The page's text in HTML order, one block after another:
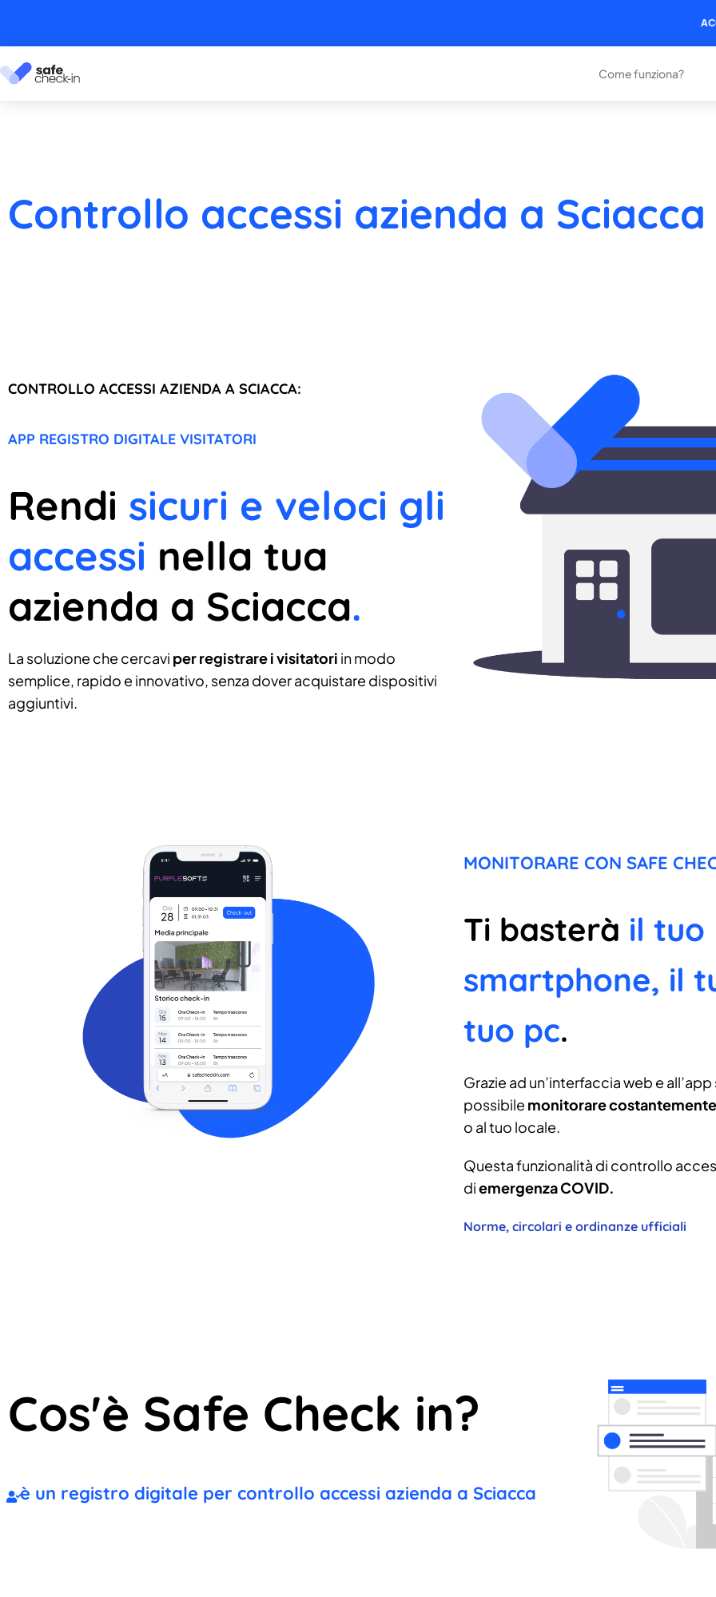
Come funziona?
Controllo accessi azienda a Sciacca
CONTROLLO ACCESSI AZIENDA A SCIACCA:
APP REGISTRO DIGITALE VISITATORI
Rendi sicuri e veloci gli
accessi nella tua
azienda a Sciacca.
La soluzione che cercavi per registrare i visitatori in modo
semplice, rapido e innovativo, senza dover acquistare dispositivi
aggiuntivi.
MONITORARE CON SAFE
Ti basterà il tuo
smartphone, il
tuo pc.
Grazie ad un’interfaccia web e
possibile monitorare
o al tuo locale.
Questa funzionalità di controllo
diemergenza COVID.
Norme, circolari e ordinanze ufficiali
Cos'è Safe Check in?
è un registro digitale per controllo accessi azienda a Sciacca